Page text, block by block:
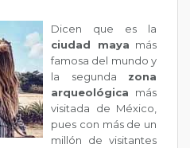
Dicen que es la
ciudad maya más
famosa del mundo y
la segunda zona
arqueológica más
visitada de México,
pues con más de un
millón de visitantes